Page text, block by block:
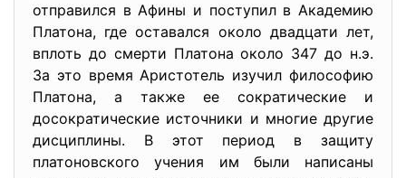
отправился в Афины и поступил в Академию
Платона, где оставался около двадцати лет,
вплоть до смерти Платона около 347 до н.э.
За это время Аристотель изучил философию
Платона, а также ее сократические и
досократические источники и многие другие
дисциплины. В этот период в защиту
платоновского учения им были написаны